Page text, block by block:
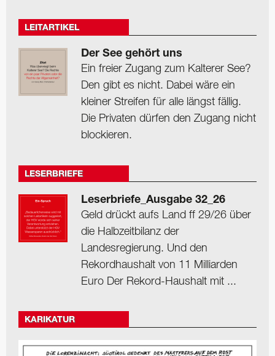
LEITARTIKEL
Der See gehört uns
Ein freier Zugang zum Kalterer See?
Den gibt es nicht. Dabei wäre ein
kleiner Streifen für alle längst fällig.
Die Privaten dürfen den Zugang nicht
blockieren.
LESERBRIEFE
Leserbriefe_Ausgabe 32_26
Geld drückt aufs Land ff 29/26 über
die Halbzeitbilanz der
Landesregierung. Und den
Rekordhaushalt von 11 Milliarden
Euro Der Rekord-Haushalt mit ...
KARIKATUR